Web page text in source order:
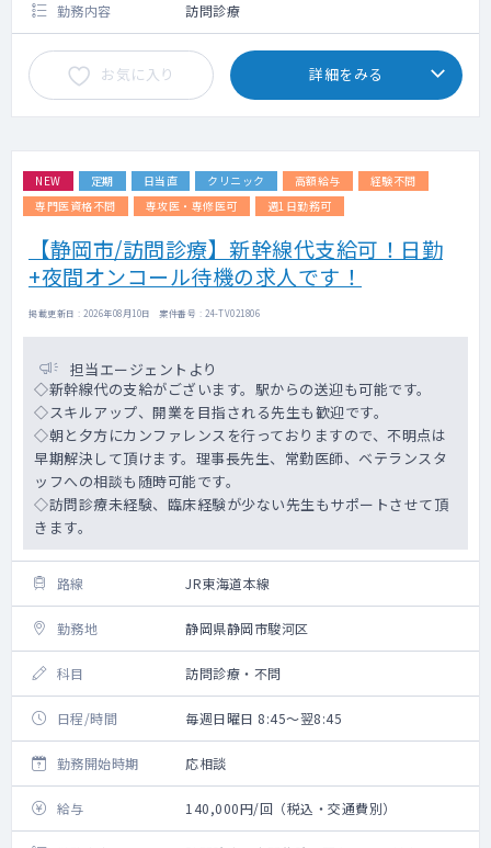
勤務内容 訪問診療
お気に入り 詳細をみる
NEW 定期 日当直 クリニック 高額給与
経験不問
専門医資格不問
専攻医・専修医可 週1日勤務可
【静岡市/訪問診療】新幹線代支給可！日勤
+夜間オンコール待機の求人です！
掲載更新日 : 2026年08月10日 案件番号 : 24-TV021806
担当エージェントより
◇新幹線代の支給がございます。駅からの送迎も可能です。
◇スキルアップ、開業を目指される先生も歓迎です。
◇朝と夕方にカンファレンスを行っておりますので、不明点は
早期解決して頂けます。理事長先生、常勤医師、ベテランスタ
ッフへの相談も随時可能です。
◇訪問診療未経験、臨床経験が少ない先生もサポートさせて頂
きます。
路線 JR東海道本線
勤務地 静岡県静岡市駿河区
科目 訪問診療・不問
日程/時間 毎週日曜日 8:45～翌8:45
勤務開始時期 応相談
給与 140,000円/回（税込・交通費別）